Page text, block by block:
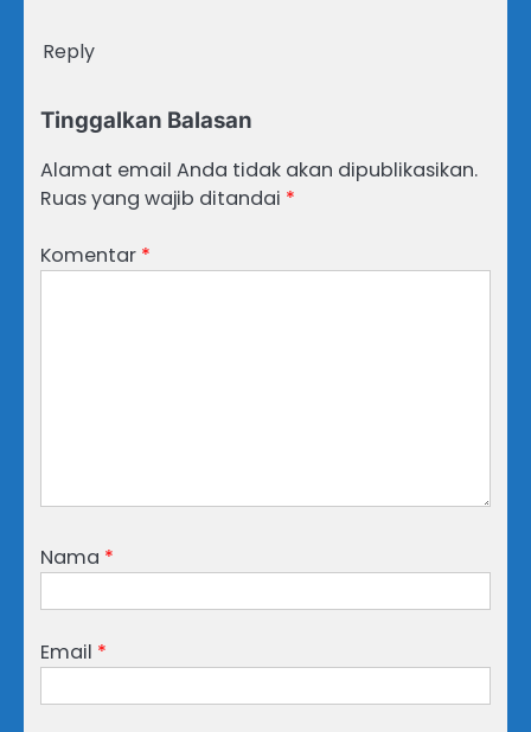
Reply
Tinggalkan Balasan
Alamat email Anda tidak akan dipublikasikan.
Ruas yang wajib ditandai *
Komentar *
Nama *
Email *